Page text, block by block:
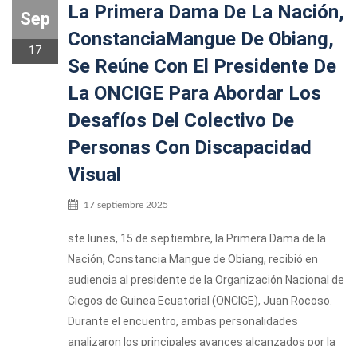
Sep
17
La Primera Dama De La Nación,
ConstanciaMangue De Obiang,
Se Reúne Con El Presidente De
La ONCIGE Para Abordar Los
Desafíos Del Colectivo De
Personas Con Discapacidad
Visual
17 septiembre 2025
ste lunes, 15 de septiembre, la Primera Dama de la
Nación, Constancia Mangue de Obiang, recibió en
audiencia al presidente de la Organización Nacional de
Ciegos de Guinea Ecuatorial (ONCIGE), Juan Rocoso.
Durante el encuentro, ambas personalidades
analizaron los principales avances alcanzados por la